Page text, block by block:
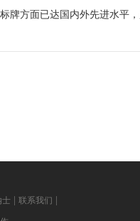
牌方面已达国内外先进水平，
士 联系我们